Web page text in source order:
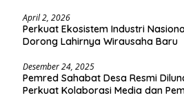
April 2, 2026
Perkuat Ekosistem Industri
Dorong Lahirnya Wirausaha Baru
Desember 24, 2025
Pemred Sahabat Desa Resmi
Perkuat Kolaborasi Media dan